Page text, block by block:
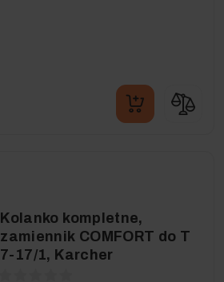
Kolanko kompletne,
zamiennik COMFORT do T
7-17/1, Karcher